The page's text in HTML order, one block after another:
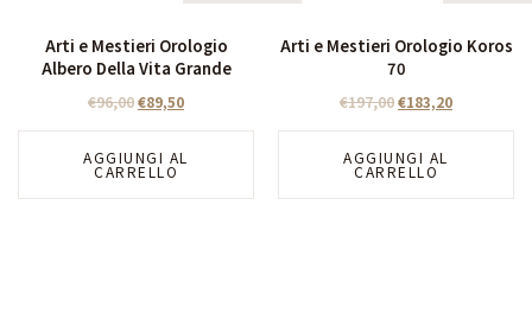
Arti e Mestieri Orologio
Albero Della Vita Grande
€96,00€89,50
AGGIUNGI AL
CARRELLO
Arti e Mestieri Orologio Koros
70
€197,00€183,20
AGGIUNGI AL
CARRELLO